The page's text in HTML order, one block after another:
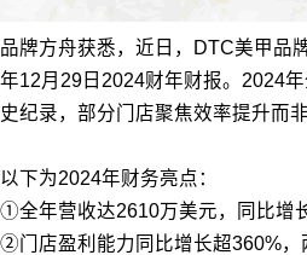
品牌方舟获悉，近日，DTC美甲品
年12月29日2024财年财报。2024
史纪录，部分门店聚焦效率提升而
以下为2024年财务亮点：
①全年营收达2610万美元，同比增
②门店盈利能力同比增长超360%，